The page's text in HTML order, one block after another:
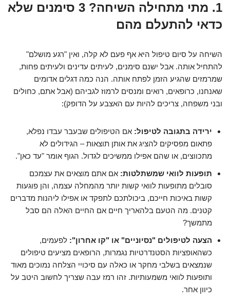
1. מתי מתחילה השיחה? 3 סימנים שלא
כדאי להתעלם מהם
השיחה על סיום טיפול היא אף פעם לא קלה, ואין "רגע מושלם"
להתחיל אותה. אבל ישנם סימנים, לעיתים עדינים ולעיתים פחות,
שמרמזים שהגיע הזמן לפתח אותה. הנה כמה דגלים אדומים
שאנחנו, כרופאים, רואים ומנסים לרמוז לגביהם (אבל אתם, כחולים
ובני משפחה, צריכים להיות עם האצבע על הדופק):
ירידה בתגובה לטיפול: אם הטיפולים שבעבר עבדו נפלא,
פתאום מפסיקים להציג את אותן תוצאות – הגידולים לא
מתכווצים, או שהם אפילו ממשיכים לגדול. הגוף אומר "עד כאן".
תופעות לוואי שמשתלטות: אם אתם מוצאים את עצמכם
סובלים מתופעות לוואי קשות יותר מהמחלה עצמה, והן פוגעות
קשות באיכות חייכם, ביכולתכם לתפקד או אפילו ליהנות מדברים
קטנים. מה הטעם בלהאריך חיים אם החיים האלה הם סבל
מתמשך?
הצעה לטיפולים "נסיוניים" או "קו אחרון": לפעמים,
כשהאופציות הסטנדרטיות נגמרות, הרופאים מציעים טיפולים
שנמצאים בשלבי מחקר או כאלה עם סיכויי הצלחה נמוכים מאוד
ותופעות לוואי משמעותיות. זהו רמז עבה שצריך לחשוב היטב על
כיוון אחר.